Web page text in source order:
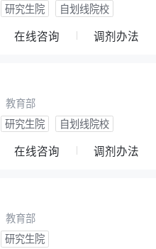
研究生院 自划线院校
在线咨询 调剂办法
教育部
研究生院 自划线院校
在线咨询 调剂办法
教育部
研究生院